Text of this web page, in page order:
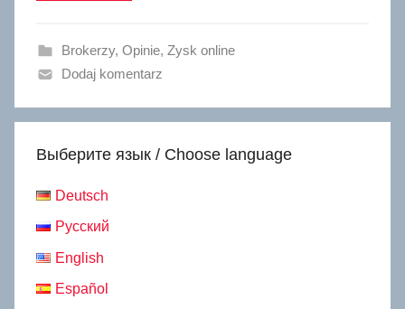
Brokerzy, Opinie, Zysk online
Dodaj komentarz
Выберите язык / Choose language
Deutsch
Русский
English
Español